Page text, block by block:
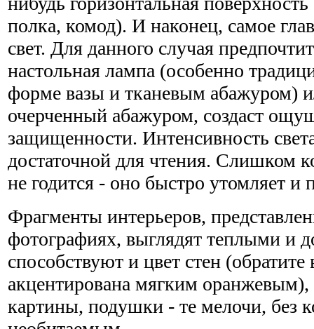
полка, комод). И наконец, самое
свет. Для данного случая
настольная лампа (особенно
форме вазы и тканевым абажуром)
очерченный абажуром, создаст
защищенности. Интенсивность
достаточной для чтения. Слишком
не годится - оно быстро утомляет и
Фрагменты интерьеров,
фотографиях, выглядят теплыми и
способствуют и цвет стен
акцентирована мягким
картины, подушки - те мелочи, без